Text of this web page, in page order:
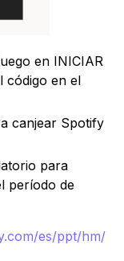
en INICIAR
código en el
canjear Spotify
para
período de
es/ppt/hm/